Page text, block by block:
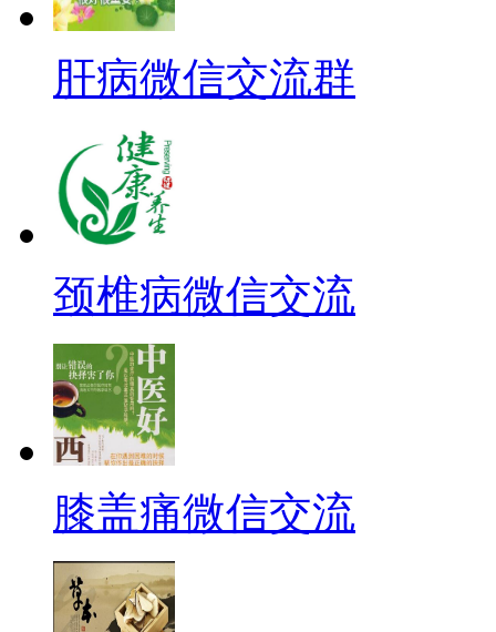
肝病微信交流群
颈椎病微信交流
膝盖痛微信交流